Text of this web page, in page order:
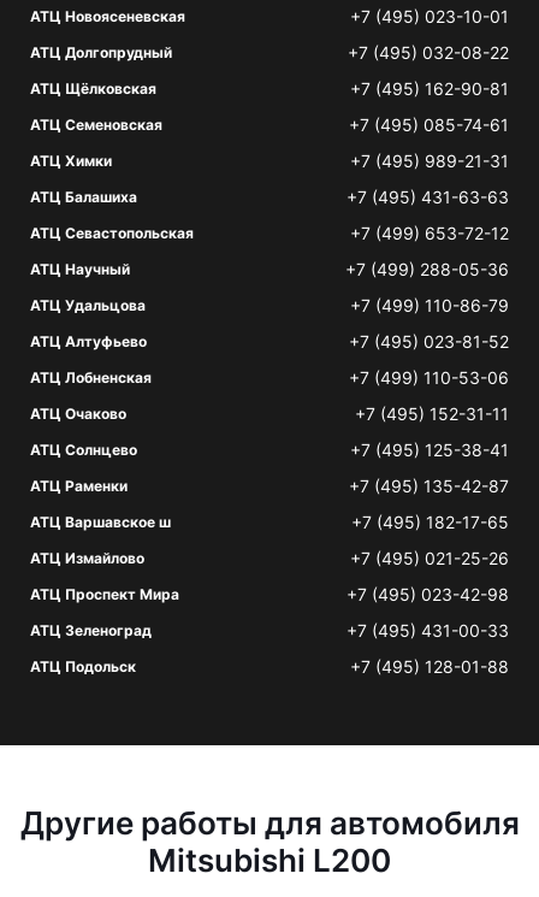
АТЦ Новоясеневская +7 (495) 023-10-01
АТЦ Долгопрудный +7 (495) 032-08-22
АТЦ Щёлковская +7 (495) 162-90-81
АТЦ Семеновская +7 (495) 085-74-61
АТЦ Химки +7 (495) 989-21-31
АТЦ Балашиха +7 (495) 431-63-63
АТЦ Севастопольская +7 (499) 653-72-12
АТЦ Научный +7 (499) 288-05-36
АТЦ Удальцова +7 (499) 110-86-79
АТЦ Алтуфьево +7 (495) 023-81-52
АТЦ Лобненская +7 (499) 110-53-06
АТЦ Очаково +7 (495) 152-31-11
АТЦ Солнцево +7 (495) 125-38-41
АТЦ Раменки +7 (495) 135-42-87
АТЦ Варшавское ш +7 (495) 182-17-65
АТЦ Измайлово +7 (495) 021-25-26
АТЦ Проспект Мира +7 (495) 023-42-98
АТЦ Зеленоград +7 (495) 431-00-33
АТЦ Подольск +7 (495) 128-01-88
Другие работы для автомобиля
Mitsubishi L200